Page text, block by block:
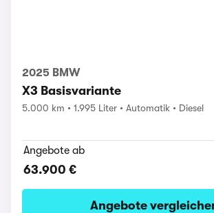
2025 BMW
X3 Basisvariante
5.000 km 1.995 Liter Automatik Diesel
Angebote ab
63.900 €
Angebote